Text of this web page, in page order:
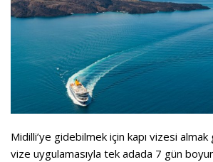
Midilli’ye gidebilmek için kapı vizesi
vize uygulamasıyla tek adada 7 gün